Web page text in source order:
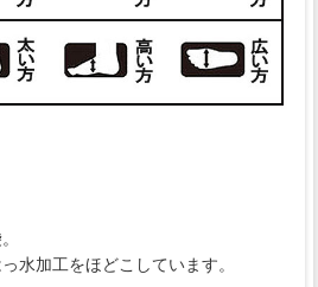
水加工をほどこしています。